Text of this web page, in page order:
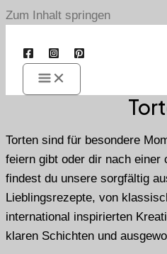
Zum Inhalt springen
Torten sind für besondere
feiern gibt oder dir nach einer
findest du unsere sorgfältig
Lieblingsrezepte, von
international inspirierten
klaren Schichten und